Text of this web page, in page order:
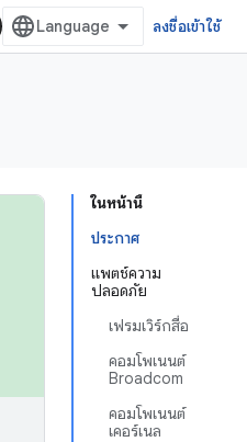
ลงชื่อเข้าใช้
ในหน้านี้
ประกาศ
แพตช์ความ
ปลอดภัย
เฟรมเวิร์กสื่อ
คอมโพเนนต์
Broadcom
คอมโพเนนต์
เคอร์เนล